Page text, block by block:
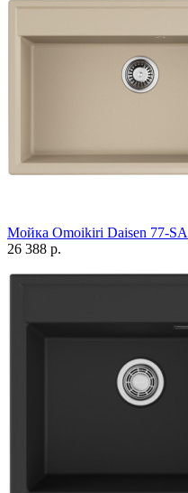
Мойка Omoikiri Daisen 77-SA
26 388 р.